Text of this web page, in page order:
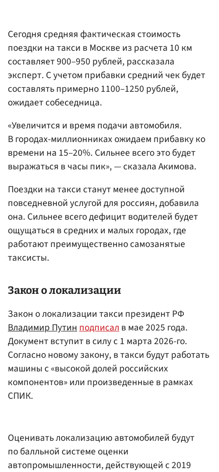
Сегодня средняя фактическая стоимость
поездки на такси в Москве из расчета 10 км
составляет 900–950 рублей, рассказала
эксперт. С учетом прибавки средний чек будет
составлять примерно 1100–1250 рублей,
ожидает собеседница.
«Увеличится и время подачи автомобиля.
В городах-миллионниках ожидаем прибавку ко
времени на 15–20%. Сильнее всего это будет
выражаться в часы пик», — сказала Акимова.
Поездки на такси станут менее доступной
повседневной услугой для россиян, добавила
она. Сильнее всего дефицит водителей будет
ощущаться в средних и малых городах, где
работают преимущественно самозанятые
таксисты.
Закон о локализации
Закон о локализации такси президент РФ
Владимир Путинподписалв мае 2025 года.
Документ вступит в силу с 1 марта 2026-го.
Согласно новому закону, в такси будут работать
машины с «высокой долей российских
компонентов» или произведенные в рамках
СПИК.
Оценивать локализацию автомобилей будут
по балльной системе оценки
автопромышленности, действующей с 2019